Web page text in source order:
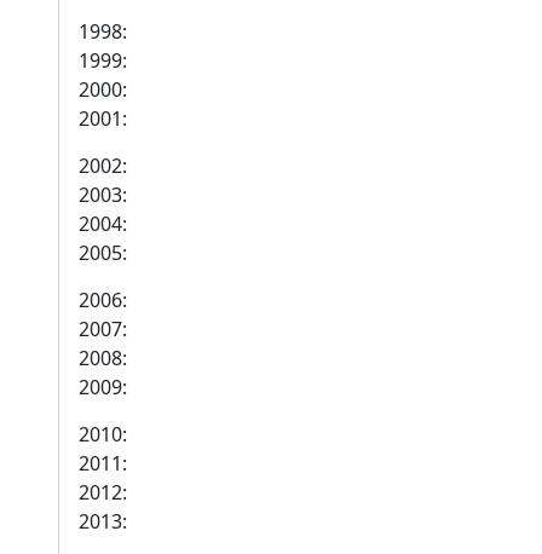
1998:
1999:
2000:
2001:
2002:
2003:
2004:
2005:
2006:
2007:
2008:
2009:
2010:
2011:
2012:
2013: